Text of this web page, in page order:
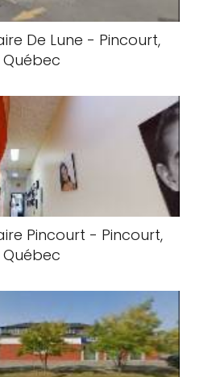
De Lune - Pincourt,
Québec
Pincourt - Pincourt,
Québec